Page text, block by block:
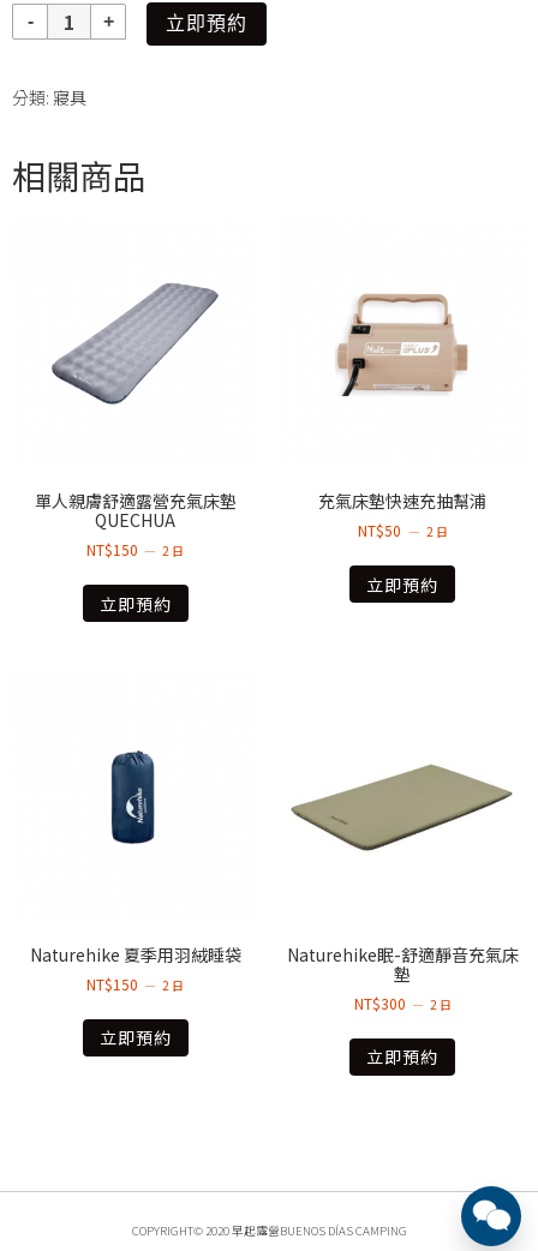
數
量
立即預約
分類: 寢具
相關商品
單人親膚舒適露營充氣床墊
QUECHUA
NT$150 2 日
立即預約
充氣床墊快速充抽幫浦
NT$50 2 日
立即預約
Naturehike 夏季用羽絨睡袋
NT$150 2 日
立即預約
Naturehike眠-舒適靜音充氣床
墊
NT$300 2 日
立即預約
COPYRIGHT© 2020 早起露營BUENOS DÍAS CAMPING